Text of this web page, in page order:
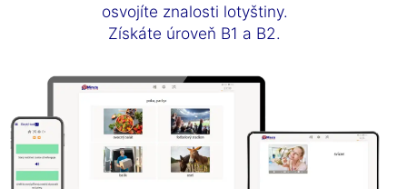
osvojíte znalosti lotyštiny.
Získáte úroveň B1 a B2.